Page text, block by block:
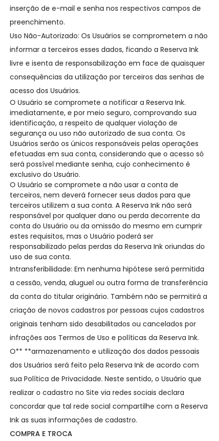
inserção de e-mail e senha nos respectivos campos de
preenchimento.
Uso Não-Autorizado: Os Usuários se comprometem a não
informar a terceiros esses dados, ficando a Reserva Ink
livre e isenta de responsabilização em face de quaisquer
consequências da utilização por terceiros das senhas de
acesso dos Usuários.
O Usuário se compromete a notificar a Reserva Ink.
imediatamente, e por meio seguro, comprovando sua
identificação, a respeito de qualquer violação de
segurança ou uso não autorizado de sua conta. Os
Usuários serão os únicos responsáveis pelas operações
efetuadas em sua conta, considerando que o acesso só
será possível mediante senha, cujo conhecimento é
exclusivo do Usuário.
O Usuário se compromete a não usar a conta de
terceiros, nem deverá fornecer seus dados para que
terceiros utilizem a sua conta. A Reserva Ink não será
responsável por qualquer dano ou perda decorrente da
conta do Usuário ou da omissão do mesmo em cumprir
estes requisitos, mas o Usuário poderá ser
responsabilizado pelas perdas da Reserva Ink oriundas do
uso de sua conta.
Intransferibilidade: Em nenhuma hipótese será permitida
a cessão, venda, aluguel ou outra forma de transferência
da conta do titular originário. Também não se permitirá a
criação de novos cadastros por pessoas cujos cadastros
originais tenham sido desabilitados ou cancelados por
infrações aos Termos de Uso e políticas da Reserva Ink.
O** **armazenamento e utilização dos dados pessoais
dos Usuários será feito pela Reserva Ink de acordo com
sua Política de Privacidade. Neste sentido, o Usuário que
realizar o cadastro no Site via redes sociais declara
concordar que tal rede social compartilhe com a Reserva
Ink as suas informações de cadastro.
COMPRA E TROCA